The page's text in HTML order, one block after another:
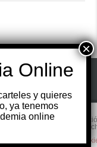
All rights
la mejor experiencia de
para la
,
plugin
y quieres
ya tenemos
online